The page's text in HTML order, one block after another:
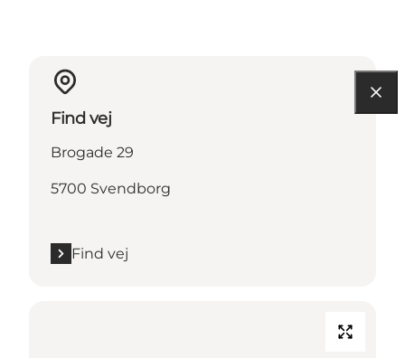
Find vej
Brogade 29
5700 Svendborg
Find vej